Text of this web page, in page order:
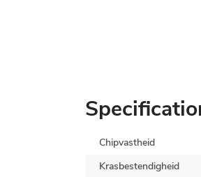
Chipvastheid
Krasbestendigheid